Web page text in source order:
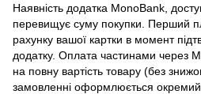
Наявність додатка MonoBank,
перевищує суму покупки. Перший
рахунку вашої картки в момент
додатку. Оплата частинами через
на повну вартість товару (без
замовленні оформлюється окремий